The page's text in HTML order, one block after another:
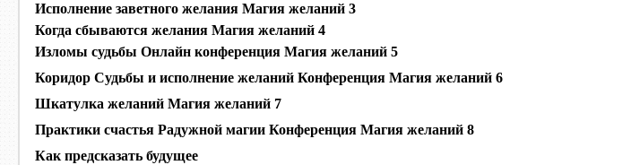
Исполнение заветного желания Магия желаний 3
Когда сбываются желания Магия желаний 4
Изломы судьбы Онлайн конференция Магия желаний 5
Коридор Судьбы и исполнение желаний Конференция Магия желаний 6
Шкатулка желаний Магия желаний 7
Практики счастья Радужной магии Конференция Магия желаний 8
Как предсказать будущее